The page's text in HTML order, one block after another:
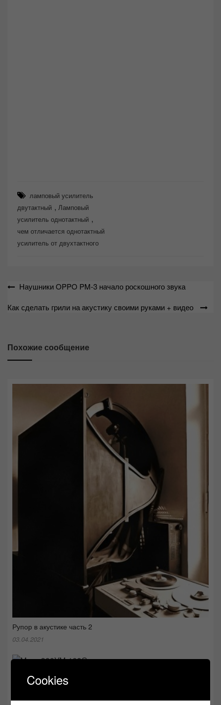
ламповый усилитель
двутактный , Ламповый
усилитель однотактный ,
чем отличается однотактный
усилитель от двухтактного
Навигация
записям
Наушники OPPO PM-3 начало роскошного звука
Как сделать грили на акустику своими руками + видео
Похожие сообщение
Рупор в акустике часть 2
03.04.2021
ТОП 10 лучших усилителей мощности СССР
28.09.2021
Cookies